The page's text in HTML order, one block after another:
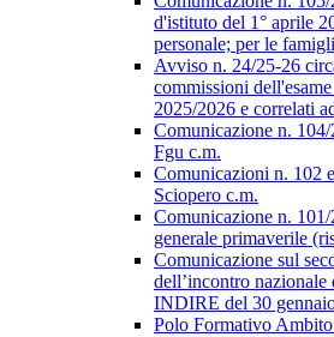
d'istituto del 1° aprile
personale; per le
Avviso n. 24/25-26
commissioni
2025/2026 e correlati
Comunicazione n.
Fgu c.m.
Comunicazioni n. 102
Sciopero c.m.
Comunicazione n.
generale primaverile
Comunicazione sul
dell’incontro nazionale
INDIRE del 30
Polo Formativo